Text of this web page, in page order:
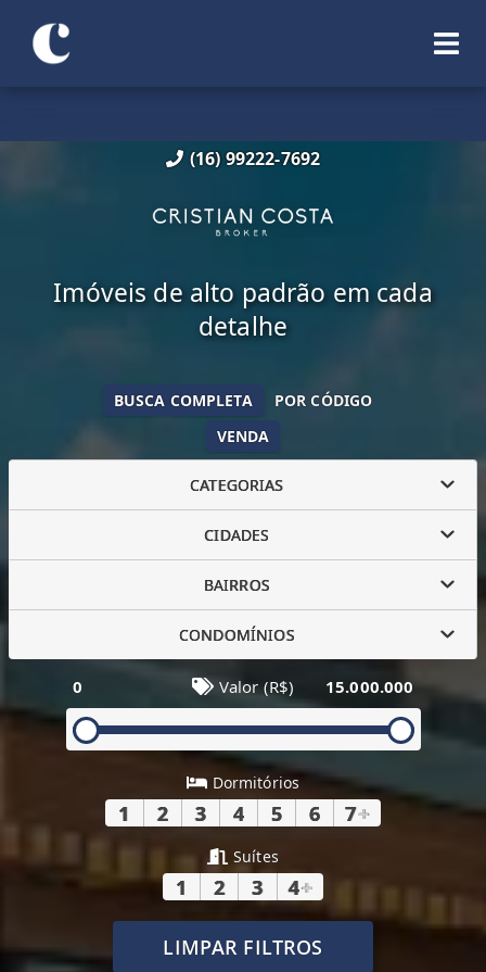
(16) 99222-7692
Imóveis de alto padrão em cada
detalhe
VENDA
BUSCA COMPLETA POR CÓDIGO
CATEGORIAS
CIDADES
BAIRROS
CONDOMÍNIOS
0 Valor (R$) 15.000.000
Dormitórios
1 2 3 4 5 6 7+
Suítes
1 2 3 4+
LIMPAR FILTROS